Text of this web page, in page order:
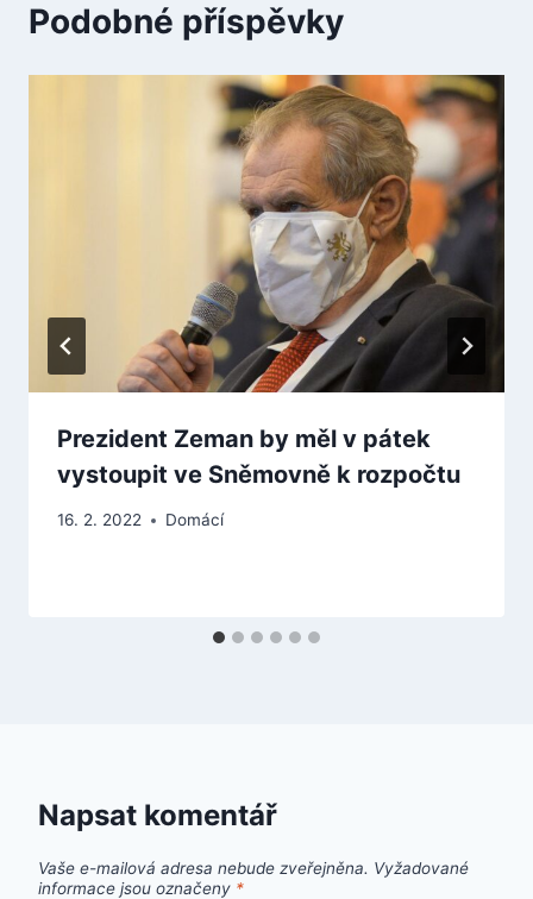
Podobné příspěvky
Prezident Zeman by měl v pátek
vystoupit ve Sněmovně k rozpočtu
16. 2. 2022 Domácí
Napsat komentář
Vaše e-mailová adresa nebude zveřejněna. Vyžadované
informace jsou označeny *